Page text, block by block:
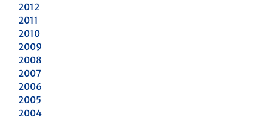
2012
2011
2010
2009
2008
2007
2006
2005
2004